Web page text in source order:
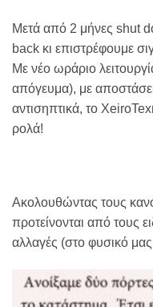
Μετά από 2 μήνες shut
back κι επιστρέφουμε
Με νέο ωράριο
απόγευμα), με
αντισηπτικά, το
ρολά!
Ακολουθώντας τους
προτείνονται από τους
αλλαγές (στο φυσικό